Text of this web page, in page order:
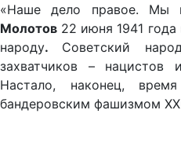
«Наше дело правое. Мы
Молотов 22 июня 1941
народу. Советский
захватчиков –
Настало, наконец,
бандеровским фашизмом